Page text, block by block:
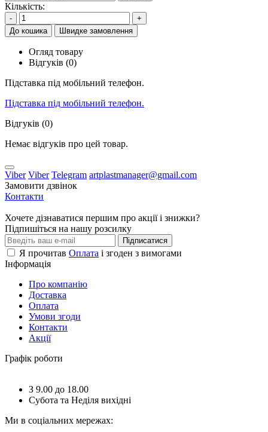
Кількість:
-
+
До кошика
Швидке замовлення
Огляд товару
Відгуків (0)
Підставка під мобільний телефон.
Підставка під мобільний телефон.
Відгуків (0)
Немає відгуків про цей товар.
Viber Viber Telegram artplastmanager@gmail.com
Замовити дзвінок
Контакти
Хочете дізнаватися першим про акції і знижки?
Підпишіться на нашу розсилку
Підписатися
Я прочитав Оплата і згоден з вимогами
Інформація
Про компанію
Доставка
Оплата
Умови згоди
Контакти
Акції
Графік роботи
З 9.00 до 18.00
Субота та Неділя вихідні
Ми в соціальних мережах: